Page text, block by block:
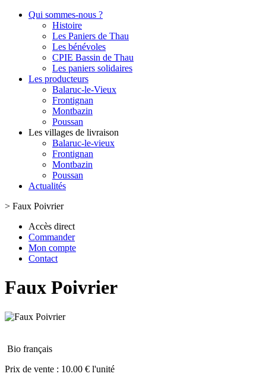
Qui sommes-nous ?
Histoire
Les Paniers de Thau
Les bénévoles
CPIE Bassin de Thau
Les paniers solidaires
Les producteurs
Balaruc-le-Vieux
Frontignan
Montbazin
Poussan
Les villages de livraison
Balaruc-le-vieux
Frontignan
Montbazin
Poussan
Actualités
> Faux Poivrier
Accès direct
Commander
Mon compte
Contact
Faux Poivrier
Bio français
Prix de vente : 10.00 € l'unité